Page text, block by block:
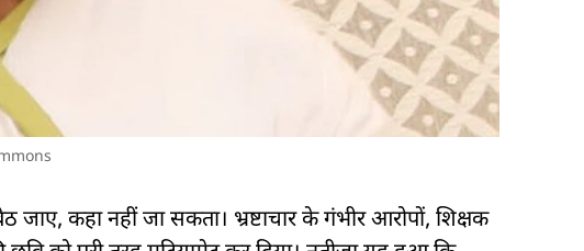
कहा नहीं जा सकता। भ्रष्टाचार के गंभीर आरोपों, शिक्षक